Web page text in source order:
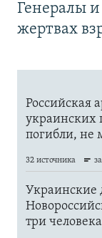
Генералы и
жертвах